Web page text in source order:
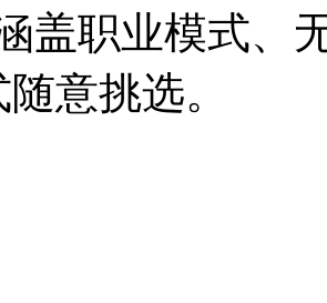
盖职业模式、
意挑选。